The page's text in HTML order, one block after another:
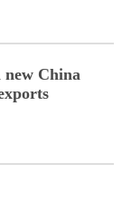
China